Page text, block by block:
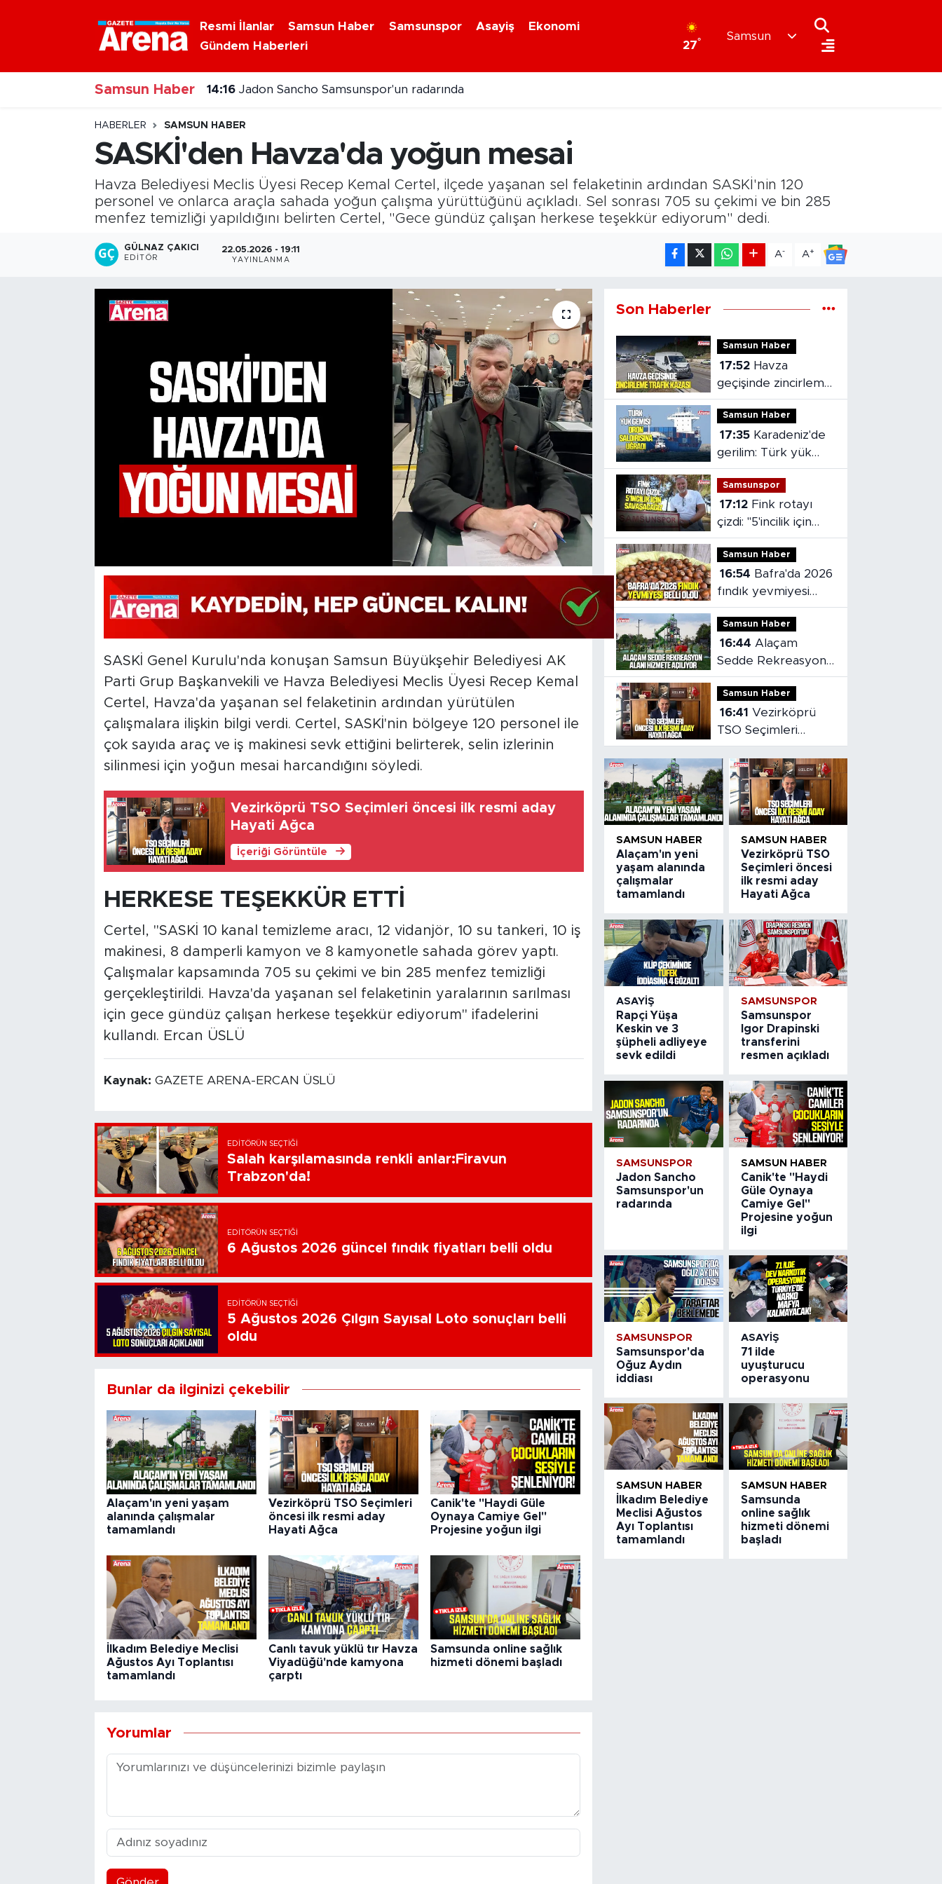
Resmi İlanlar Samsun Haber Samsunspor Asayiş
Ekonomi
Gündem Haberleri
27°
Samsun
Samsun Haber 14:16 Jadon Sancho Samsunspor'un radarında
HABERLER SAMSUN HABER
SASKİ'den Havza'da yoğun mesai
Havza Belediyesi Meclis Üyesi Recep Kemal Certel, ilçede yaşanan sel felaketinin ardından SASKİ'nin 120
personel ve onlarca araçla sahada yoğun çalışma yürüttüğünü açıkladı. Sel sonrası 705 su çekimi ve bin 285
menfez temizliği yapıldığını belirten Certel, "Gece gündüz çalışan herkese teşekkür ediyorum" dedi.
GÜLNAZ ÇAKICI
EDITÖR
22.05.2026 - 19:11
YAYINLANMA
A- A+
SASKİ Genel Kurulu'nda konuşan Samsun Büyükşehir Belediyesi AK
Parti Grup Başkanvekili ve Havza Belediyesi Meclis Üyesi Recep Kemal
Certel, Havza'da yaşanan sel felaketinin ardından yürütülen
çalışmalara ilişkin bilgi verdi. Certel, SASKİ'nin bölgeye 120 personel ile
çok sayıda araç ve iş makinesi sevk ettiğini belirterek, selin izlerinin
silinmesi için yoğun mesai harcandığını söyledi.
Vezirköprü TSO Seçimleri öncesi ilk resmi aday
Hayati Ağca
İçeriği Görüntüle
HERKESE TEŞEKKÜR ETTİ
Certel, "SASKİ 10 kanal temizleme aracı, 12 vidanjör, 10 su tankeri, 10 iş
makinesi, 8 damperli kamyon ve 8 kamyonetle sahada görev yaptı.
Çalışmalar kapsamında 705 su çekimi ve bin 285 menfez temizliği
gerçekleştirildi. Havza'da yaşanan sel felaketinin yaralarının sarılması
için gece gündüz çalışan herkese teşekkür ediyorum" ifadelerini
kullandı. Ercan ÜSLÜ
Kaynak: GAZETE ARENA-ERCAN ÜSLÜ
EDITÖRÜN SEÇTIĞI
Salah karşılamasında renkli anlar:Firavun
Trabzon'da!
EDITÖRÜN SEÇTIĞI
6 Ağustos 2026 güncel fındık fiyatları belli oldu
EDITÖRÜN SEÇTIĞI
5 Ağustos 2026 Çılgın Sayısal Loto sonuçları belli
oldu
Bunlar da ilginizi çekebilir
Alaçam'ın yeni yaşam
alanında çalışmalar
tamamlandı
Vezirköprü TSO Seçimleri
öncesi ilk resmi aday
Hayati Ağca
Canik'te "Haydi Güle
Oynaya Camiye Gel"
Projesine yoğun ilgi
İlkadım Belediye Meclisi
Ağustos Ayı Toplantısı
tamamlandı
Canlı tavuk yüklü tır Havza
Viyadüğü'nde kamyona
çarptı
Samsunda online sağlık
hizmeti dönemi başladı
Yorumlar
Son Haberler
Samsun Haber
17:52
geçişinde zincirleme
trafik kazası: 2 kişi
yaralandı
Samsun Haber
17:35
gerilim: Türk yük
gemisi dron
saldırısına uğradı
Samsunspor
17:12
çizdi: "5'incilik için
savaşacağız
Samsun Haber
16:54
fındık yevmiyesi
belli oldu
Samsun Haber
16:44 Alaçam
Sedde Rekreasyon
alanı hizmete
açılıyor
Samsun Haber
16:41
TSO Seçimleri
öncesi ilk resmi aday
Hayati Ağca
SAMSUN HABER
Alaçam'ın yeni
yaşam alanında
çalışmalar
tamamlandı
SAMSUN HABER
Vezirköprü TSO
Seçimleri öncesi
ilk resmi aday
Hayati Ağca
ASAYIŞ
Rapçi Yüşa
Keskin ve 3
şüpheli adliyeye
sevk edildi
SAMSUNSPOR
Samsunspor
Igor Drapinski
transferini
resmen açıkladı
SAMSUNSPOR
Jadon Sancho
Samsunspor'un
radarında
SAMSUN HABER
Canik'te "Haydi
Güle Oynaya
Camiye Gel"
Projesine yoğun
ilgi
SAMSUNSPOR
Samsunspor'da
Oğuz Aydın
iddiası
ASAYIŞ
71 ilde
uyuşturucu
operasyonu
SAMSUN HABER
İlkadım Belediye
Meclisi Ağustos
Ayı Toplantısı
tamamlandı
SAMSUN HABER
Samsunda
online sağlık
hizmeti dönemi
başladı
Nöbetçi Eczaneler
Hava Durumu
Samsun Namaz Vakitleri
Trafik Durumu
Süper Lig Puan Durumu ve Fikstür
Son Dakika Haberleri
Haber Arşivi